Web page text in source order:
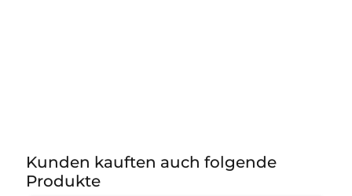
Kunden kauften auch folgende
Produkte